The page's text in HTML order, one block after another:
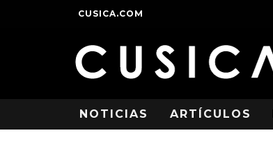
CUSICA.COM
NOTICIAS ARTÍCULOS